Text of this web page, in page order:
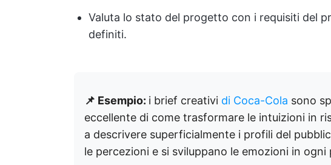
Valuta lo stato del progetto con i requisiti del
definiti.
📌 Esempio: i brief creativi di Coca-Cola sono
eccellente di come trasformare le intuizioni in
a descrivere superficialmente i profili del
le percezioni e si sviluppano le emozioni in